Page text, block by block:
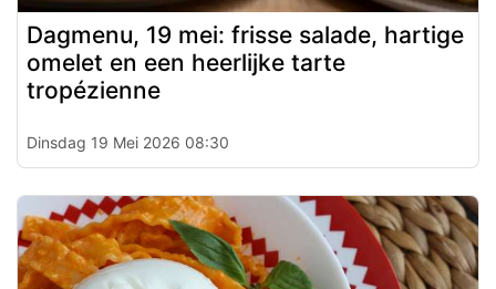
Dagmenu, 19 mei: frisse salade, hartige
omelet en een heerlijke tarte
tropézienne
Dinsdag 19 Mei 2026 08:30